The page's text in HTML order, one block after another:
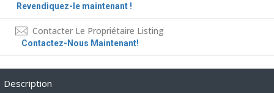
Revendiquez-le maintenant !
Contacter Le Propriétaire Listing
Contactez-Nous Maintenant!
Description